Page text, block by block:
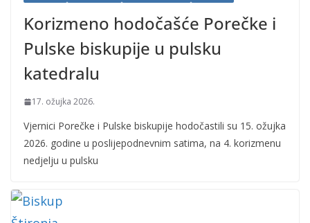
Korizmeno hodočašće Porečke i
Pulske biskupije u pulsku
katedralu
17. ožujka 2026.
Vjernici Porečke i Pulske biskupije hodočastili su 15. ožujka
2026. godine u poslijepodnevnim satima, na 4. korizmenu
nedjelju u pulsku